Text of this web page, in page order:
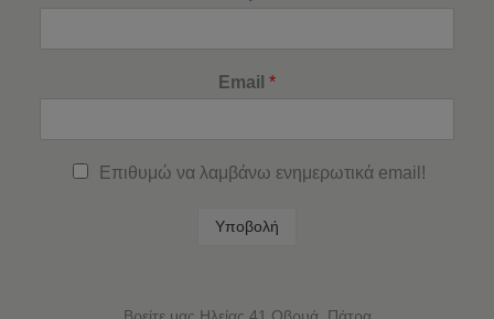
Email *
Επιθυμώ να λαμβάνω ενημερωτικά email!
Υποβολή